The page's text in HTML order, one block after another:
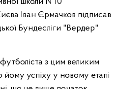
Іван Єрмачков підписав
Бундесліги "Вердер"
з цим великим
успіху у новому етапі